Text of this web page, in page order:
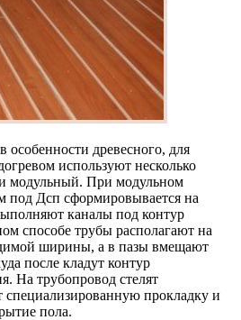
особенности древесного, для
используют несколько
модульный. При модульном
под Дсп сформировывается на
каналы под контур
способе трубы располагают на
ширины, а в пазы вмещают
после кладут контур
На трубопровод стелят
прокладку и
пола.